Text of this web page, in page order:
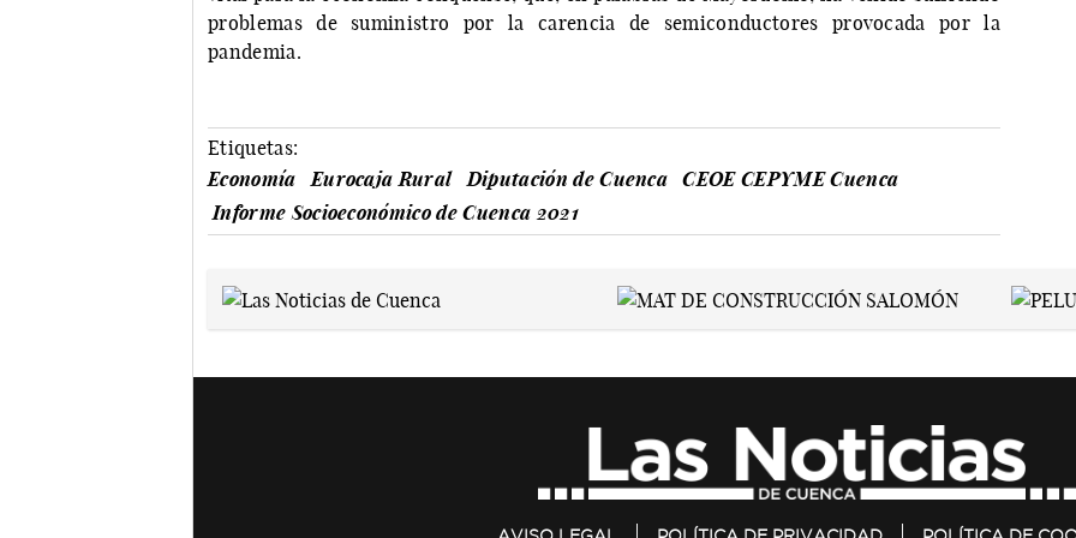
problemas de suministro por la carencia de semiconductores provocada por la
pandemia.
Etiquetas:
Economía
Eurocaja Rural Diputación de Cuenca
CEOE CEPYME Cuenca
Informe Socioeconómico de Cuenca 2021